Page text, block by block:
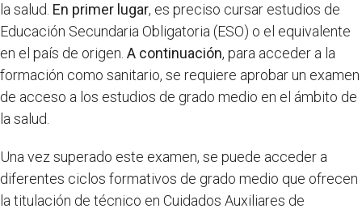
la salud. En primer lugar, es preciso cursar estudios de
Educación Secundaria Obligatoria (ESO) o el equivalente
en el país de origen. A continuación, para acceder a la
formación como sanitario, se requiere aprobar un examen
de acceso a los estudios de grado medio en el ámbito de
la salud.
Una vez superado este examen, se puede acceder a
diferentes ciclos formativos de grado medio que ofrecen
la titulación de técnico en Cuidados Auxiliares de